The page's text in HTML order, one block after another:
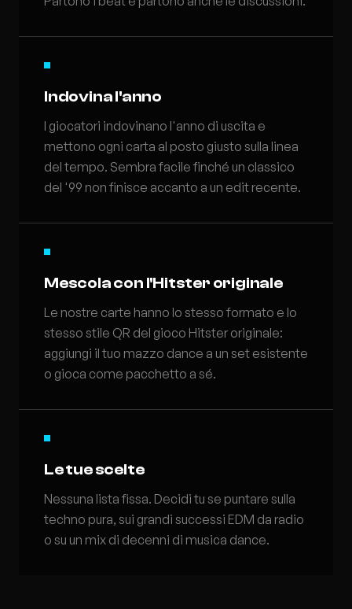
Indovina l'anno
I giocatori indovinano l'anno di uscita e
mettono ogni carta al posto giusto sulla linea
del tempo. Sembra facile finché un classico
del '99 non finisce accanto a un edit recente.
Mescola con l'Hitster originale
Le nostre carte hanno lo stesso formato e lo
stesso stile QR del gioco Hitster originale:
aggiungi il tuo mazzo dance a un set esistente
o gioca come pacchetto a sé.
Le tue scelte
Nessuna lista fissa. Decidi tu se puntare sulla
techno pura, sui grandi successi EDM da radio
o su un mix di decenni di musica dance.